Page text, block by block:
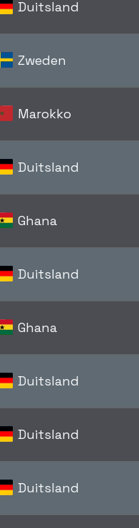
Duitsland
Zweden
Marokko
Duitsland
Ghana
Duitsland
Ghana
Duitsland
Duitsland
Duitsland